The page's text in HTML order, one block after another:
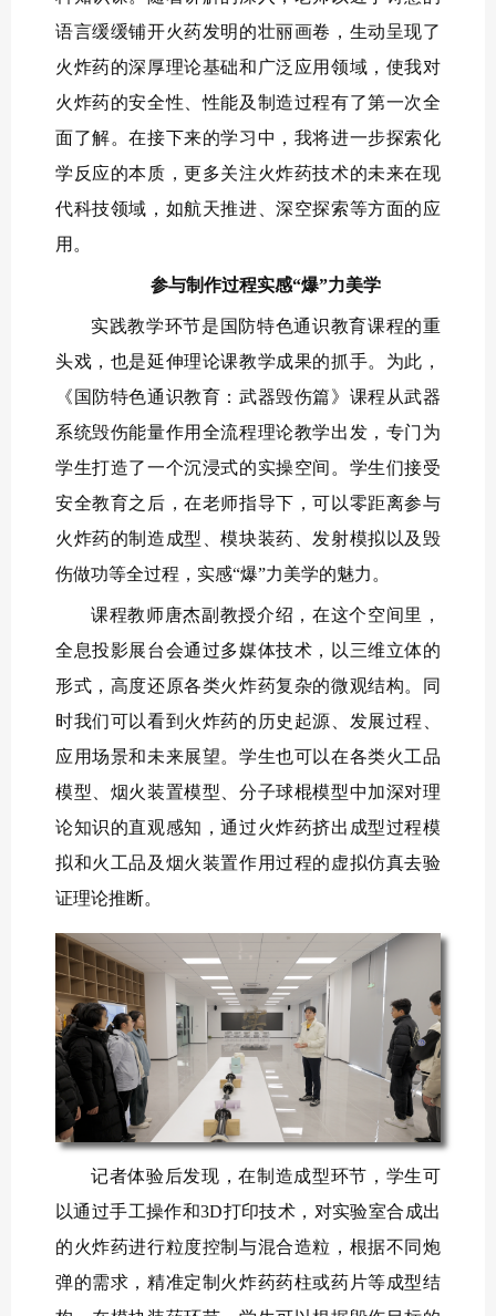
语言缓缓铺开火药发明的壮丽画卷，生动呈现了
火炸药的深厚理论基础和广泛应用领域，使我对
火炸药的安全性、性能及制造过程有了第一次全
面了解。在接下来的学习中，我将进一步探索化
学反应的本质，更多关注火炸药技术的未来在现
代科技领域，如航天推进、深空探索等方面的应
用。
参与制作过程实感“爆”力美学
实践教学环节是国防特色通识教育课程的重
头戏，也是延伸理论课教学成果的抓手。为此，
《国防特色通识教育：武器毁伤篇》课程从武器
系统毁伤能量作用全流程理论教学出发，专门为
学生打造了一个沉浸式的实操空间。学生们接受
安全教育之后，在老师指导下，可以零距离参与
火炸药的制造成型、模块装药、发射模拟以及毁
伤做功等全过程，实感“爆”力美学的魅力。
课程教师唐杰副教授介绍，在这个空间里，
全息投影展台会通过多媒体技术，以三维立体的
形式，高度还原各类火炸药复杂的微观结构。同
时我们可以看到火炸药的历史起源、发展过程、
应用场景和未来展望。学生也可以在各类火工品
模型、烟火装置模型、分子球棍模型中加深对理
论知识的直观感知，通过火炸药挤出成型过程模
拟和火工品及烟火装置作用过程的虚拟仿真去验
证理论推断。
记者体验后发现，在制造成型环节，学生可
以通过手工操作和3D打印技术，对实验室合成出
的火炸药进行粒度控制与混合造粒，根据不同炮
弹的需求，精准定制火炸药药柱或药片等成型结